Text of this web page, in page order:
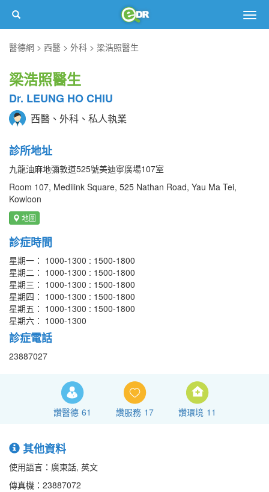
醫德網
西醫 外科 梁浩照醫生
梁浩照醫生
Dr. LEUNG HO CHIU
西醫、外科、私人執業
診所地址
九龍油麻地彌敦道525號美迪寧廣場107室
Room 107, Medilink Square, 525 Nathan Road, Yau Ma Tei,
Kowloon
地圖
診症時間
星期一： 1000-1300 : 1500-1800
星期二： 1000-1300 : 1500-1800
星期三： 1000-1300 : 1500-1800
星期四： 1000-1300 : 1500-1800
星期五： 1000-1300 : 1500-1800
星期六： 1000-1300
診症電話
23887027
讚醫德 61 讚服務 17 讚環境 11
其他資料
使用語言：廣東話, 英文
傳真機：23887072